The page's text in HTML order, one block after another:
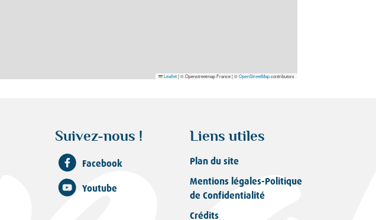
Leaflet|© Openstreetmap France | ©OpenStreetMapcontributors
Suivez-nous !
Facebook
Youtube
Liens utiles
Plan du site
Mentions légales-Politique
de Confidentialité
Crédits